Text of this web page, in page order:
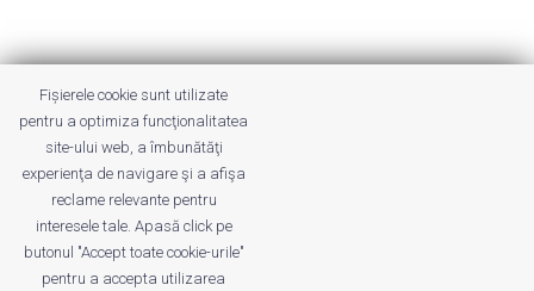
This site uses Akismet to reduce spam.
Learn how your comment data is
processed.
Fișierele cookie sunt utilizate
pentru a optimiza funcţionalitatea
site-ului web, a îmbunătăţi
experienţa de navigare şi a afişa
reclame relevante pentru
interesele tale. Apasă click pe
butonul "Accept toate cookie-urile"
pentru a accepta utilizarea